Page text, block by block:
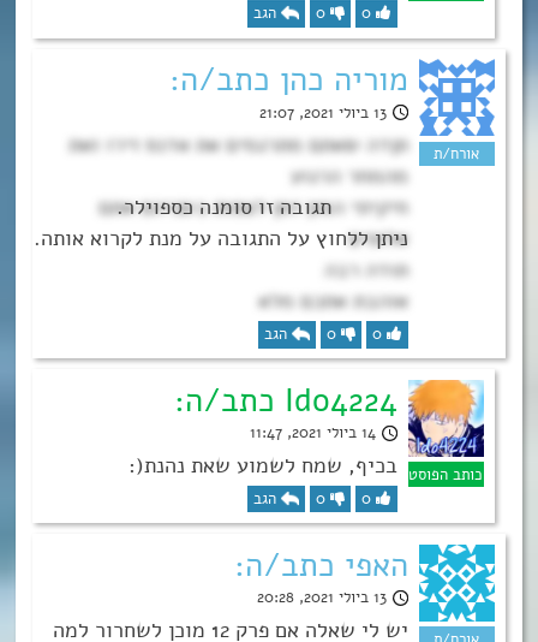
0
0 הגב
מוריה כהן כתב/ה:
13 ביולי 2021, 21:07
תןדה שאתם מתרגמים את אדנס זירו ואת
מהמחר הרגוע
חיקיתי המון זמן לצפות בשניהם אתם
אלופים
תודה רבה
אוהבת אתכם מלא
0
0 הגב
Ido4224 כתב/ה:
14 ביולי 2021, 11:47
בכיף, שמח לשמוע שאת נהנת(:
0
0 הגב
האפי כתב/ה:
13 ביולי 2021, 20:28
יש לי שאלה אם פרק 12 מוכן לשחרור למה